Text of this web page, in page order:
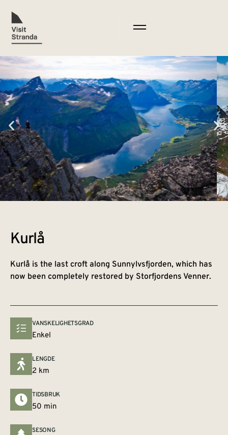
Kurlå
Kurlå is the last croft along Sunnylvsfjorden, which has
now been completely restored by Storfjordens Venner.
VANSKELIGHETSGRAD
Enkel
LENGDE
2 km
TIDSBRUK
50 min
SESONG